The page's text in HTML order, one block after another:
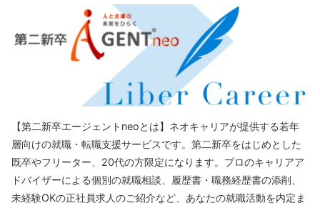
【第二新卒エージェントneoとは】ネオキャリアが提供する若年
層向けの就職・転職支援サービスです。第二新卒をはじめとした
既卒やフリーター、20代の方限定になります。プロのキャリアア
ドバイザーによる個別の就職相談、履歴書・職務経歴書の添削、
未経験OKの正社員求人のご紹介など、あなたの就職活動を内定ま